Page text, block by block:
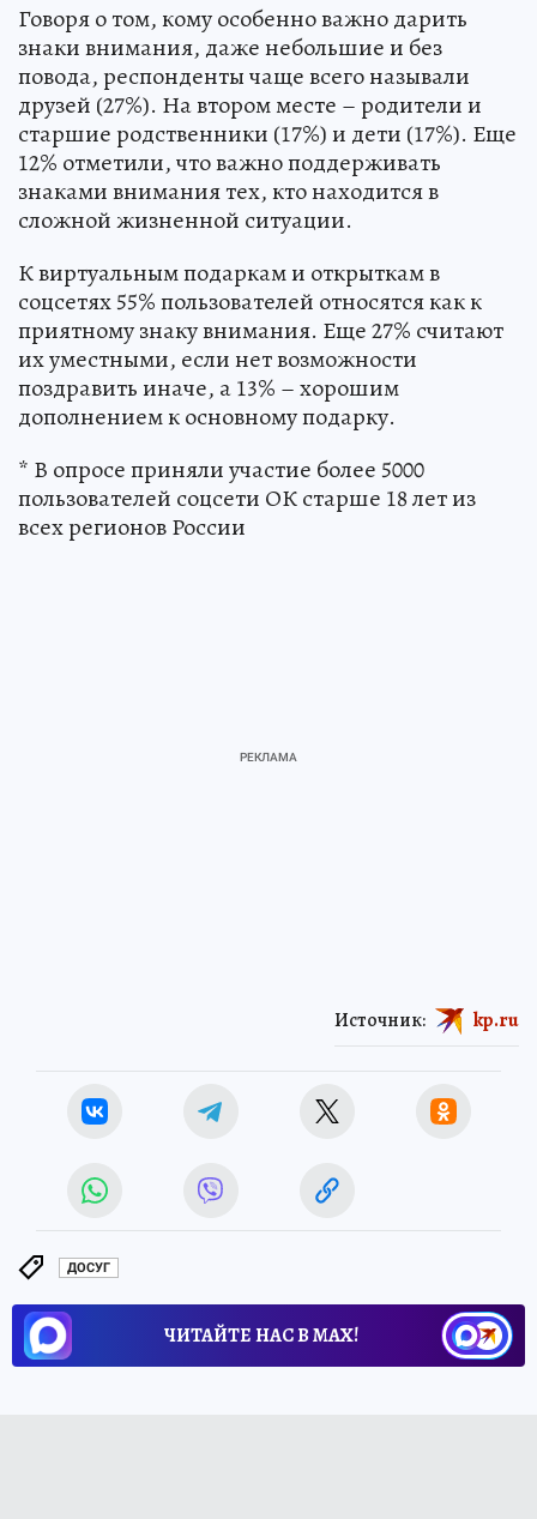
Говоря о том, кому особенно важно дарить
знаки внимания, даже небольшие и без
повода, респонденты чаще всего называли
друзей (27%). На втором месте – родители и
старшие родственники (17%) и дети (17%). Еще
12% отметили, что важно поддерживать
знаками внимания тех, кто находится в
сложной жизненной ситуации.
К виртуальным подаркам и открыткам в
соцсетях 55% пользователей относятся как к
приятному знаку внимания. Еще 27% считают
их уместными, если нет возможности
поздравить иначе, а 13% – хорошим
дополнением к основному подарку.
* В опросе приняли участие более 5000
пользователей соцсети ОК старше 18 лет из
всех регионов России
Источник: kp.ru
ДОСУГ
ЧИТАЙТЕ НАС В МАХ!